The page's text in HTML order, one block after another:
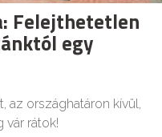
Felejthetetlen
egy
az országhatáron kívül,
vár rátok!